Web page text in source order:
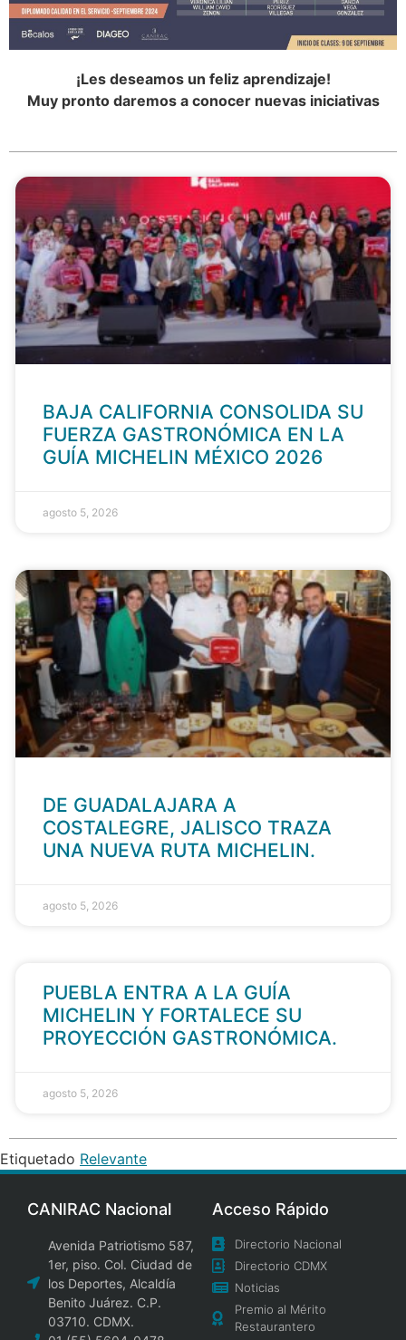
¡Les deseamos un feliz aprendizaje!
Muy pronto daremos a conocer nuevas iniciativas
BAJA CALIFORNIA CONSOLIDA SU
FUERZA GASTRONÓMICA EN LA
GUÍA MICHELIN MÉXICO 2026
agosto 5, 2026
DE GUADALAJARA A
COSTALEGRE, JALISCO TRAZA
UNA NUEVA RUTA MICHELIN.
agosto 5, 2026
PUEBLA ENTRA A LA GUÍA
MICHELIN Y FORTALECE SU
PROYECCIÓN GASTRONÓMICA.
agosto 5, 2026
Etiquetado Relevante
CANIRAC Nacional
Avenida Patriotismo 587,
1er, piso. Col. Ciudad de
los Deportes, Alcaldía
Benito Juárez. C.P.
03710. CDMX.
Acceso Rápido
Directorio Nacional
Directorio CDMX
Noticias
Premio al Mérito
Restaurantero